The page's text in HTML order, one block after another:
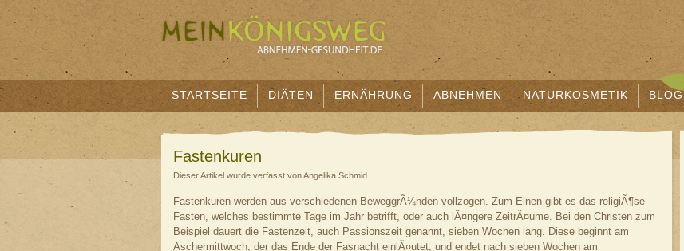
STARTSEITE DIÄTEN ERNÄHRUNG ABNEHMEN NATURKOSMETIK BLOG
Fastenkuren
Dieser Artikel wurde verfasst von Angelika Schmid
Fastenkuren werden aus verschiedenen BeweggrÃ¼nden vollzogen. Zum Einen gibt es das religiÃ¶se
Fasten, welches bestimmte Tage im Jahr betrifft, oder auch lÃ¤ngere ZeitrÃ¤ume. Bei den Christen zum
Beispiel dauert die Fastenzeit, auch Passionszeit genannt, sieben Wochen lang. Diese beginnt am
Aschermittwoch, der das Ende der Fasnacht einlÃ¤utet, und endet nach sieben Wochen am